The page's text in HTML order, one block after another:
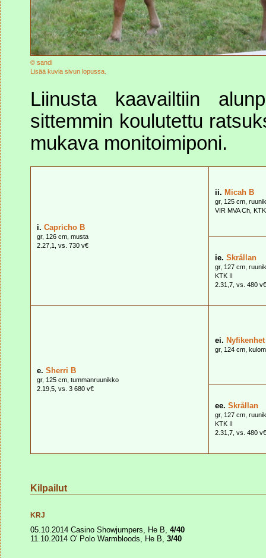
© sandi
Lisää kuvia sivun lopussa.
Liinusta kaavailtiin
sittemmin koulutettu
mukava monitoimiponi.
i. Capricho B
gr, 126 cm, musta
2.27,1, vs. 730 v€
ii. Micah B
gr, 125 cm,
VIR MVA Ch,
ie. Skrållan
gr, 127 cm,
KTK II
2.31,7, vs. 480 v€
e. Sherri B
gr, 125 cm, tummanruunikko
2.19,5, vs. 3 680 v€
ei. Nyfikenhet
gr, 124 cm,
ee. Skrållan
gr, 127 cm,
KTK II
2.31,7, vs. 480 v€
Kilpailut
KRJ
05.10.2014 Casino Showjumpers, He B, 4/40
11.10.2014 O' Polo Warmbloods, He B, 3/40